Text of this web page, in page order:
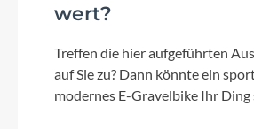
wert?
Treffen die hier aufgeführten
auf Sie zu? Dann könnte ein
modernes E-Gravelbike Ihr Ding